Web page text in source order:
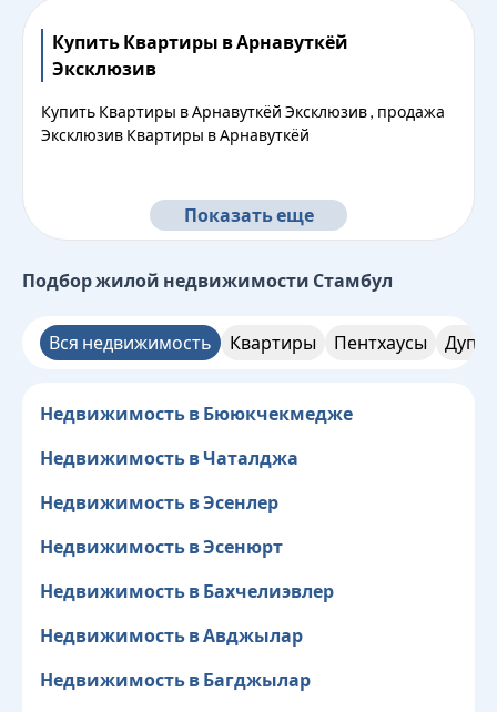
Купить Квартиры в Арнавуткёй
Эксклюзив
Купить Квартиры в Арнавуткёй Эксклюзив , продажа
Эксклюзив Квартиры в Арнавуткёй
Показать еще
Подбор жилой недвижимости Стамбул
Вся недвижимость Квартиры Пентхаусы
Недвижимость в Бююкчекмедже
Недвижимость в Чаталджа
Недвижимость в Эсенлер
Недвижимость в Эсенюрт
Недвижимость в Бахчелиэвлер
Недвижимость в Авджылар
Недвижимость в Багджылар